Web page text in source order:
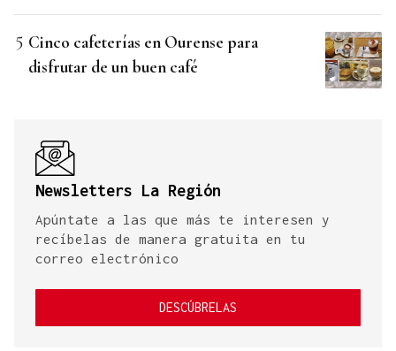
Cinco cafeterías en Ourense para
disfrutar de un buen café
Newsletters La Región
Apúntate a las que más te interesen y
recíbelas de manera gratuita en tu
correo electrónico
DESCÚBRELAS